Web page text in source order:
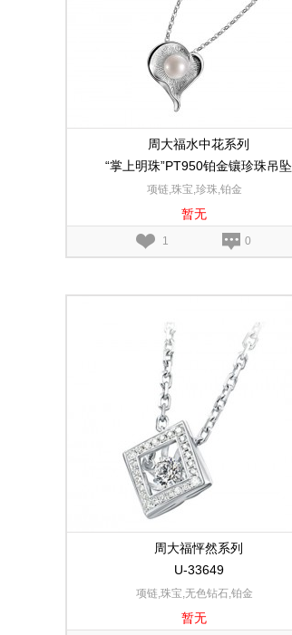
周大福水中花系列
“掌上明珠”PT950铂金镶珍珠吊坠
项链,珠宝,珍珠,铂金
暂无
1 0
周大福怦然系列
U-33649
项链,珠宝,无色钻石,铂金
暂无